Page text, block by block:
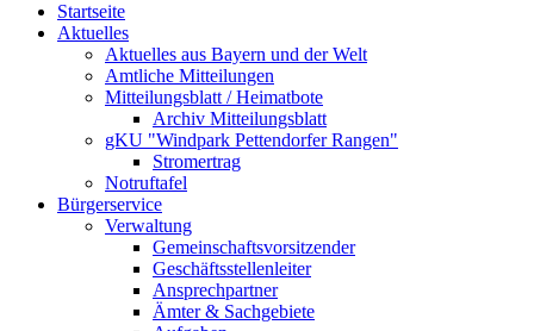
Startseite
Aktuelles
Aktuelles aus Bayern und der Welt
Amtliche Mitteilungen
Mitteilungsblatt / Heimatbote
Archiv Mitteilungsblatt
gKU "Windpark Pettendorfer Rangen"
Stromertrag
Notruftafel
Bürgerservice
Verwaltung
Gemeinschaftsvorsitzender
Geschäftsstellenleiter
Ansprechpartner
Ämter & Sachgebiete